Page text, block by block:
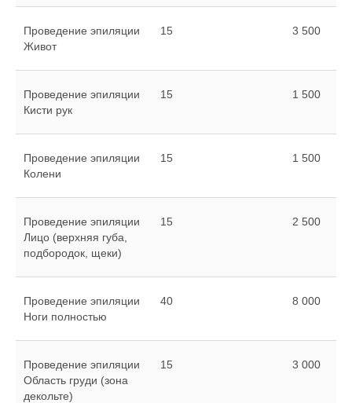
Проведение эпиляции
Живот
15 3 500
Проведение эпиляции
Кисти рук
15 1 500
Проведение эпиляции
Колени
15 1 500
Проведение эпиляции
Лицо (верхняя губа,
подбородок, щеки)
15 2 500
Проведение эпиляции
Ноги полностью
40 8 000
Проведение эпиляции
Область груди (зона
декольте)
15 3 000